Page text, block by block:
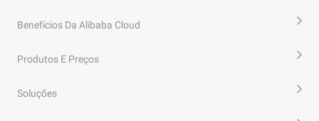
Benefícios Da Alibaba Cloud
Produtos E Preços
Soluções